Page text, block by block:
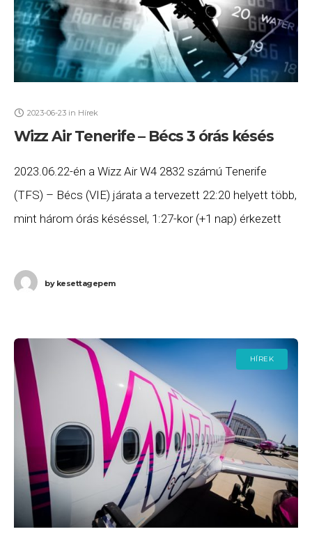
2023-06-23 in Hírek
Wizz Air Tenerife – Bécs 3 órás késés
2023.06.22-én a Wizz Air W4 2832 számú Tenerife
(TFS) – Bécs (VIE) járata a tervezett 22:20 helyett több,
mint három órás késéssel, 1:27-kor (+1 nap) érkezett
bykesettagepem
HÍREK